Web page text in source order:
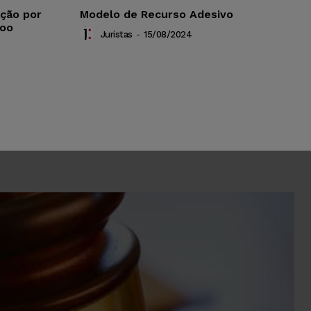
por
Modelo de Recurso Adesivo
Juristas - 15/08/2024